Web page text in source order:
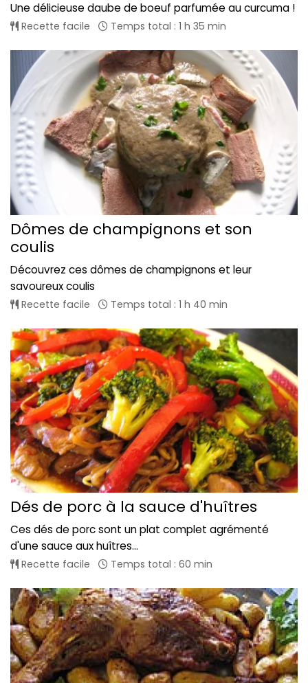
Une délicieuse daube de boeuf parfumée au curcuma !
Recette facile Temps total : 1 h 35 min
Dômes de champignons et son
coulis
Découvrez ces dômes de champignons et leur
savoureux coulis
Recette facile Temps total : 1 h 40 min
Dés de porc à la sauce d'huîtres
Ces dés de porc sont un plat complet agrémenté
d'une sauce aux huîtres...
Recette facile Temps total : 60 min